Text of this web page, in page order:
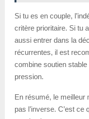
Si tu es en couple,
critère prioritaire. Si tu
aussi entrer dans la
récurrentes, il est
combine soutien
pression.
En résumé, le meilleur
pas l’inverse. C’est ce